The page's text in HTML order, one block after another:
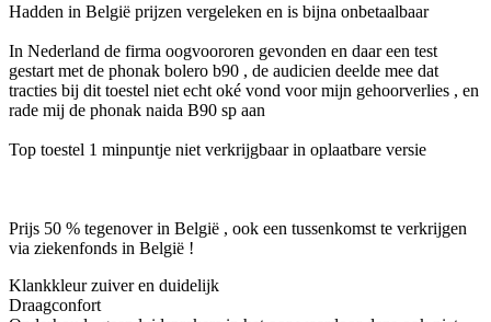
Hadden in België prijzen vergeleken en is bijna onbetaalbaar
In Nederland de firma oogvoororen gevonden en daar een test
gestart met de phonak bolero b90 , de audicien deelde mee dat
tracties bij dit toestel niet echt oké vond voor mijn gehoorverlies , en
rade mij de phonak naida B90 sp aan
Top toestel 1 minpuntje niet verkrijgbaar in oplaatbare versie
Prijs 50 % tegenover in België , ook een tussenkomst te verkrijgen
via ziekenfonds in België !
Klankkleur zuiver en duidelijk
Draagconfort